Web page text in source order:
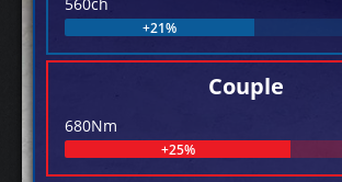
+21%
Couple
680Nm
+25%